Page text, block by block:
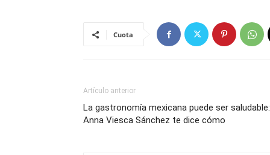
Cuota
Artículo anterior
La gastronomía mexicana puede ser saludable:
Anna Viesca Sánchez te dice cómo